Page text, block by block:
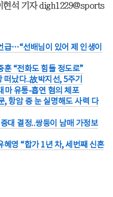
현석 기자 digh1229@sports
급…“선배님이 있어 제 인생이
훈 “전화도 힘들 정도로”
떠났다..故박지선, 5주기
유통-흡연 혐의 체포
항암 중 눈 실명해도 사력 다
대 결정..쌍둥이 남매 가정보
영 “합가 1년 차, 세번째 신혼